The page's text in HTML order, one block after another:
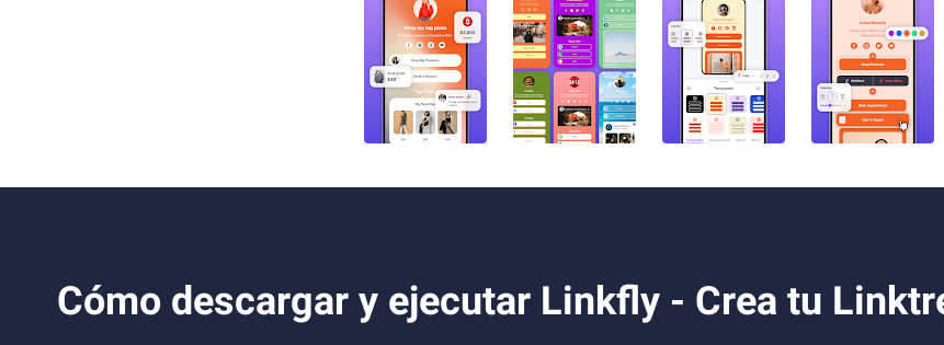
Cómo descargar y ejecutar Linkfly - Crea tu